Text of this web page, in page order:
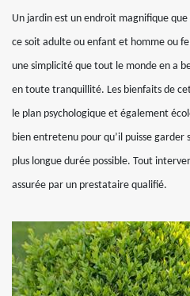
Un jardin est un endroit magnifique
ce soit adulte ou enfant et homme ou
une simplicité que tout le monde en a
en toute tranquillité. Les bienfaits de
le plan psychologique et également
bien entretenu pour qu’il puisse
plus longue durée possible. Tout
assurée par un prestataire qualifié.